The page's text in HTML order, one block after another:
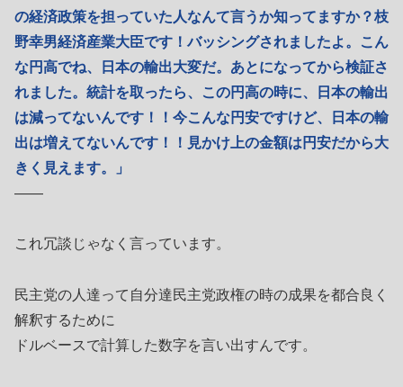
の経済政策を担っていた人なんて言うか知ってますか？枝
野幸男経済産業大臣です！バッシングされましたよ。こん
な円高でね、日本の輸出大変だ。あとになってから検証さ
れました。統計を取ったら、この円高の時に、日本の輸出
は減ってないんです！！今こんな円安ですけど、日本の輸
出は増えてないんです！！見かけ上の金額は円安だから大
きく見えます。」
――
これ冗談じゃなく言っています。
民主党の人達って自分達民主党政権の時の成果を都合良く
解釈するために
ドルベースで計算した数字を言い出すんです。